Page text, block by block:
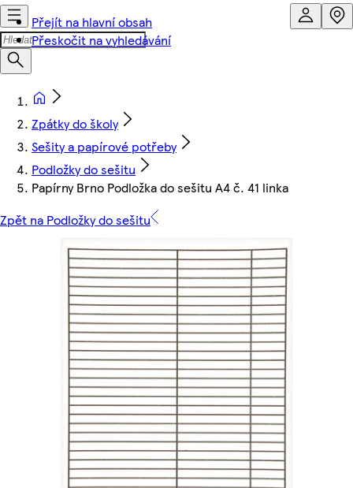
Přejít na hlavní obsah
Přeskočit na vyhledávání
Zpátky do školy
Sešity a papírové potřeby
Podložky do sešitu
Papírny Brno Podložka do sešitu A4 č. 41 linka
Zpět na Podložky do sešitu